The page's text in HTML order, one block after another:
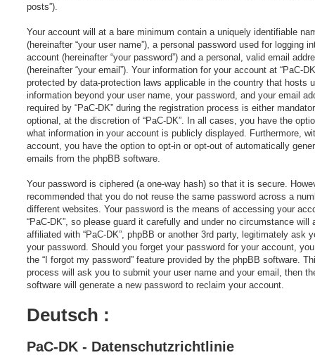
posts”).
Your account will at a bare minimum contain a uniquely identifiable
(hereinafter “your user name”), a personal password used for logging
account (hereinafter “your password”) and a personal, valid email
(hereinafter “your email”). Your information for your account at “PaC-
protected by data-protection laws applicable in the country that hosts
information beyond your user name, your password, and your email
required by “PaC-DK” during the registration process is either
optional, at the discretion of “PaC-DK”. In all cases, you have the
what information in your account is publicly displayed. Furthermore,
account, you have the option to opt-in or opt-out of automatically
emails from the phpBB software.
Your password is ciphered (a one-way hash) so that it is secure.
recommended that you do not reuse the same password across a
different websites. Your password is the means of accessing your
“PaC-DK”, so please guard it carefully and under no circumstance will
affiliated with “PaC-DK”, phpBB or another 3rd party, legitimately ask
your password. Should you forget your password for your account,
the “I forgot my password” feature provided by the phpBB software.
process will ask you to submit your user name and your email, then
software will generate a new password to reclaim your account.
Deutsch :
PaC-DK - Datenschutzrichtlinie